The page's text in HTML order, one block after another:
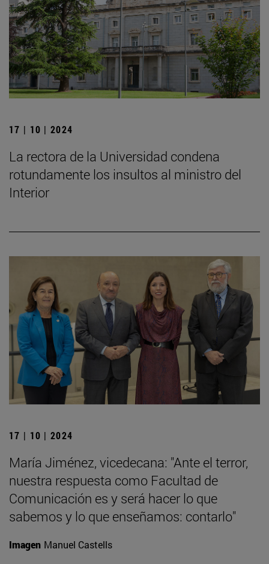
17 | 10 | 2024
La rectora de la Universidad condena
rotundamente los insultos al ministro del
Interior
17 | 10 | 2024
María Jiménez, vicedecana: "Ante el terror,
nuestra respuesta como Facultad de
Comunicación es y será hacer lo que
sabemos y lo que enseñamos: contarlo"
Imagen Manuel Castells